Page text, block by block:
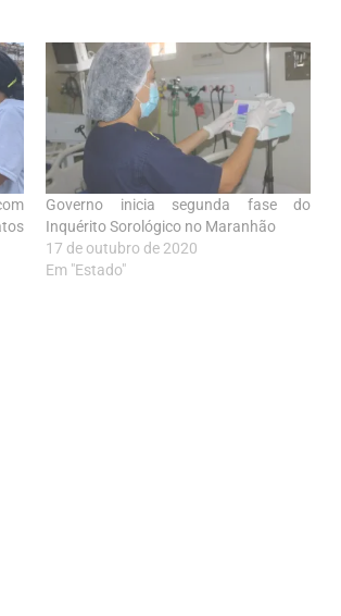
Governo inicia segunda fase do
Inquérito Sorológico no Maranhão
17 de outubro de 2020
Em "Estado"